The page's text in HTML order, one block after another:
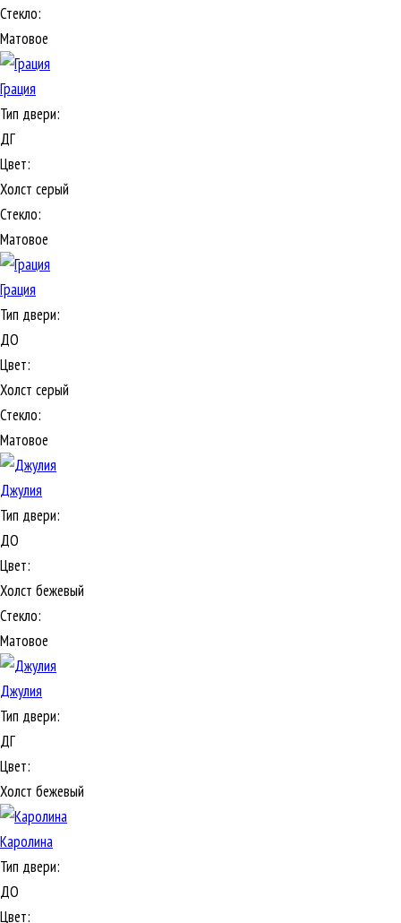
Стекло:
Матовое
Грация
Тип двери:
ДГ
Цвет:
Холст серый
Стекло:
Матовое
Грация
Тип двери:
ДО
Цвет:
Холст серый
Стекло:
Матовое
Джулия
Тип двери:
ДО
Цвет:
Холст бежевый
Стекло:
Матовое
Джулия
Тип двери:
ДГ
Цвет:
Холст бежевый
Каролина
Тип двери:
ДО
Цвет: